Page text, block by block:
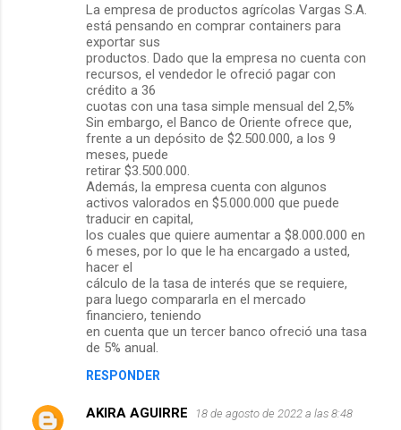
La empresa de productos agrícolas Vargas S.A.
está pensando en comprar containers para
exportar sus
productos. Dado que la empresa no cuenta con
recursos, el vendedor le ofreció pagar con
crédito a 36
cuotas con una tasa simple mensual del 2,5%
Sin embargo, el Banco de Oriente ofrece que,
frente a un depósito de $2.500.000, a los 9
meses, puede
retirar $3.500.000.
Además, la empresa cuenta con algunos
activos valorados en $5.000.000 que puede
traducir en capital,
los cuales que quiere aumentar a $8.000.000 en
6 meses, por lo que le ha encargado a usted,
hacer el
cálculo de la tasa de interés que se requiere,
para luego compararla en el mercado
financiero, teniendo
en cuenta que un tercer banco ofreció una tasa
de 5% anual.
RESPONDER
AKIRA AGUIRRE 18 de agosto de 2022 a las 8:48